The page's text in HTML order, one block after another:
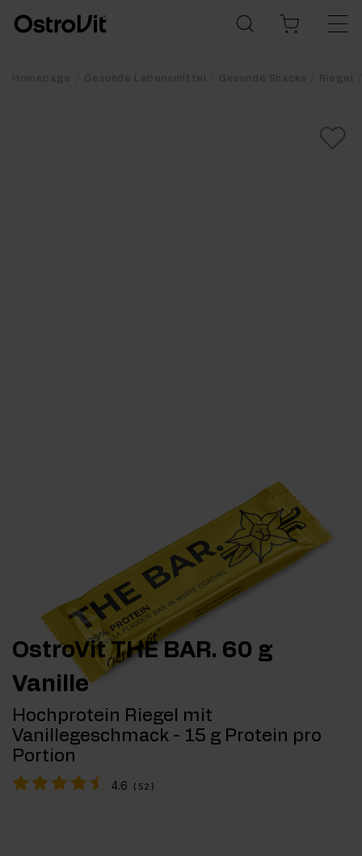
Homepage Gesunde Lebensmittel Gesunde Snacks Riegel
OstroVit THE BAR. 60 g
Vanille
Hochprotein Riegel mit
Vanillegeschmack - 15 g Protein pro
Portion
4.6 ( 52 )